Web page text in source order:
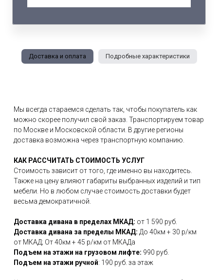
Доставка и оплата Подробные характеристики
Мы всегда стараемся сделать так, чтобы покупатель как
можно скорее получил свой заказ. Транспортируем товар
по Москве и Московской области. В другие регионы
доставка возможна через транспортную компанию.
КАК РАССЧИТАТЬ СТОИМОСТЬ УСЛУГ
Стоимость зависит от того, где именно вы находитесь.
Также на цену влияют габариты выбранных изделий и тип
мебели. Но в любом случае стоимость доставки будет
весьма демократичной.
Доставка дивана в пределах МКАД: от 1 590 руб.
Доставка дивана за пределы МКАД: До 40км + 30 р/км
от МКАД; От 40км + 45 р/км от МКАДа
Подъем на этажи на грузовом лифте: 990 руб.
Подъем на этажи ручной: 190 руб. за этаж